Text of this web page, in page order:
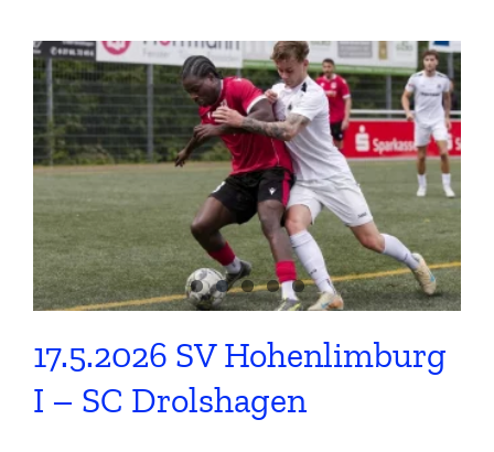
17.5.2026 SV Hohenlimburg
I – SC Drolshagen